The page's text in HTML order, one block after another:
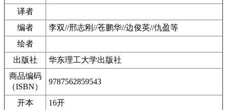
译者
编者
李双//邢志刚//苍鹏华//边俊英//仇盈等
绘者
出版社
华东理工大学出版社
商品编码
（ISBN）
9787562859543
开本
16开